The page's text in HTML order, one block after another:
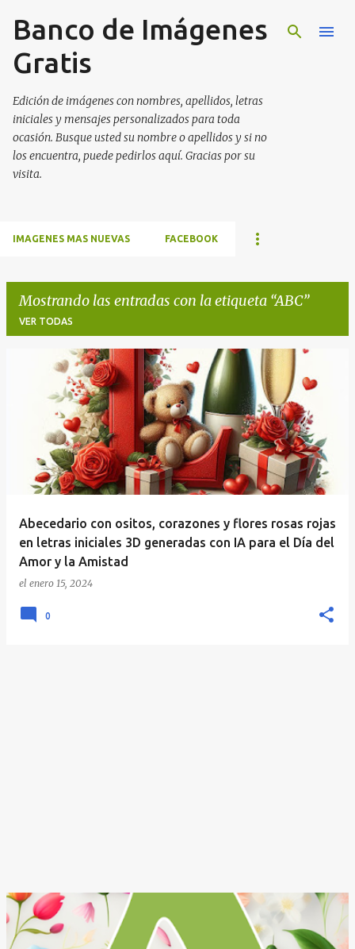
Ir al contenido principal
Banco de Imágenes
Gratis
Edición de imágenes con nombres, apellidos, letras
iniciales y mensajes personalizados para toda
ocasión. Busque usted su nombre o apellidos y si no
los encuentra, puede pedirlos aquí. Gracias por su
visita.
IMAGENES MAS NUEVAS FACEBOOK
Mostrando las entradas con la etiqueta ABC
VER TODAS
Abecedario con ositos, corazones y flores rosas rojas
en letras iniciales 3D generadas con IA para el Día del
Amor y la Amistad
el enero 15, 2024
0